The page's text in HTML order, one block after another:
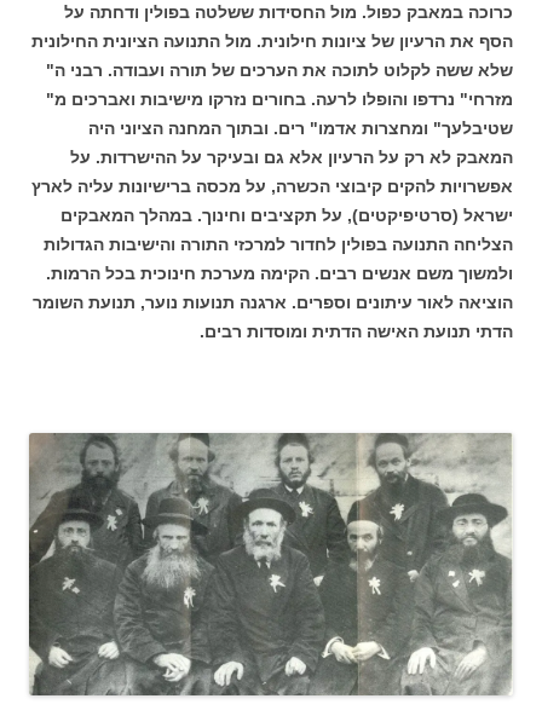
כרוכה במאבק כפול. מול החסידות ששלטה בפולין ודחתה על
הסף את הרעיון של ציונות חילונית. מול התנועה הציונית החילונית
שלא ששה לקלוט לתוכה את הערכים של תורה ועבודה. רבני ה"
מזרחי" נרדפו והופלו לרעה. בחורים נזרקו מישיבות ואברכים מ"
שטיבלעך" ומחצרות אדמו" רים. ובתוך המחנה הציוני היה
המאבק לא רק על הרעיון אלא גם ובעיקר על ההישרדות. על
אפשרויות להקים קיבוצי הכשרה, על מכסה ברישיונות עליה לארץ
ישראל (סרטיפיקטים), על תקציבים וחינוך. במהלך המאבקים
הצליחה התנועה בפולין לחדור למרכזי התורה והישיבות הגדולות
ולמשוך משם אנשים רבים. הקימה מערכת חינוכית בכל הרמות.
הוציאה לאור עיתונים וספרים. ארגנה תנועות נוער, תנועת השומר
הדתי תנועת האישה הדתית ומוסדות רבים.